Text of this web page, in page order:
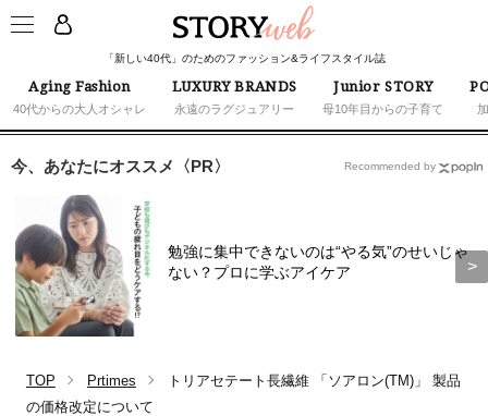
「新しい40代」のためのファッション&ライフスタイル誌
Aging Fashion
40代からの大人オシャレ
LUXURY BRANDS
永遠のラグジュアリー
Junior STORY
母10年目からの子育て
今、あなたにオススメ〈PR〉
勉強に集中できないのは“やる気”のせいじゃ
ない？プロに学ぶアイケア
Recommended by
TOP Prtimes
トリアセテート長繊維 「ソアロン(TM)」 製品
の価格改定について